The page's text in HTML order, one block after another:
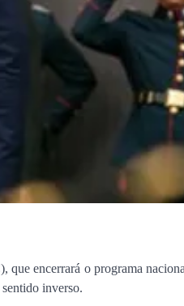
encerrará o programa
inverso.